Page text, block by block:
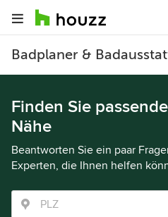
Badplaner &
Finden Sie
Nähe
Beantworten Sie ein paar
Experten, die Ihnen helfen